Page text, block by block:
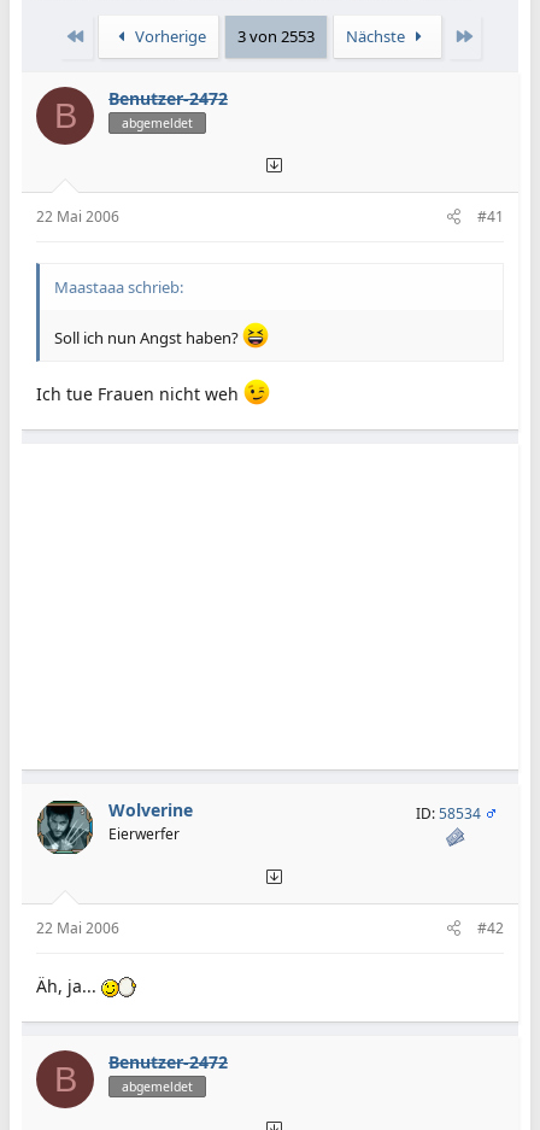
t
a
o
r
Erste Vorherige 3 von 2553 Nächste
B Benutzer-2472
abgemeldet
22 Mai 2006 #41
Maastaaa schrieb:
Soll ich nun Angst haben?
Ich tue Frauen nicht weh
Wolverine
Eierwerfer
ID:58534
22 Mai 2006 #42
Äh, ja...
B Benutzer-2472
abgemeldet